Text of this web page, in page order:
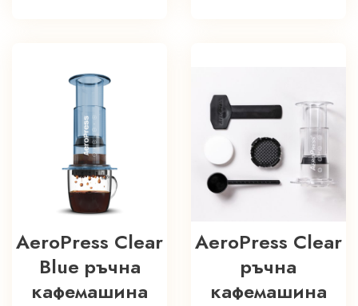
AeroPress Clear
Blue ръчна
кафемашина
AeroPress Clear
ръчна
кафемашина